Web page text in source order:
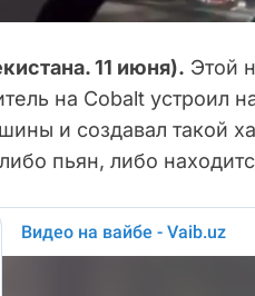
11 июня). Этой
на Cobalt устроил
и создавал такой
пьян, либо